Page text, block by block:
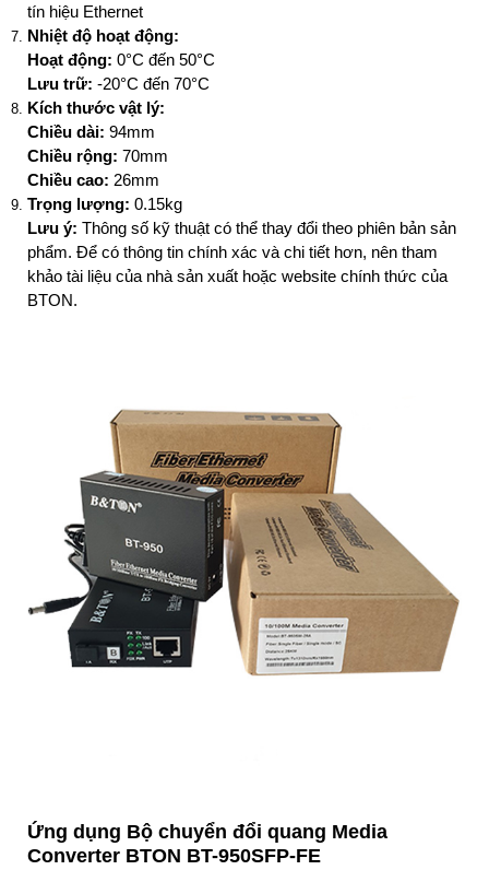
tín hiệu Ethernet
Nhiệt độ hoạt động:
Hoạt động: 0°C đến 50°C
Lưu trữ: -20°C đến 70°C
Kích thước vật lý:
Chiều dài: 94mm
Chiều rộng: 70mm
Chiều cao: 26mm
Trọng lượng: 0.15kg
Lưu ý: Thông số kỹ thuật có thể thay đổi theo phiên bản sản
phẩm. Để có thông tin chính xác và chi tiết hơn, nên tham
khảo tài liệu của nhà sản xuất hoặc website chính thức của
BTON.
Ứng dụng Bộ chuyển đổi quang Media
Converter BTON BT-950SFP-FE